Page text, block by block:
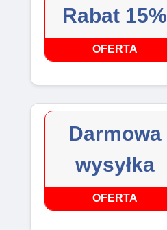
Rabat 15%
OFERTA
Darmowa
wysyłka
OFERTA